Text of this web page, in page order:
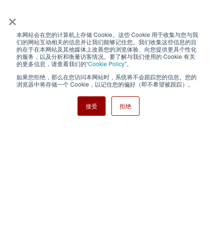
×
本网站会在您的计算机上存储 Cookie。这些 Cookie 用于收集与您与我
们的网站互动相关的信息并让我们能够记住您。我们收集这些信息的目
的在于在本网站及其他媒体上改善您的浏览体验、向您提供更具个性化
的服务，以及分析和衡量访客情况。要了解与我们使用的 Cookie 有关
的更多信息，请查看我们的“Cookie Policy”。
如果您拒绝，那么在您访问本网站时，系统将不会跟踪您的信息。您的
浏览器中将存储一个 Cookie，以记住您的偏好（即不希望被跟踪）。
接受 拒绝
隐私政策 使用条款
Cookie Policy 网站地图
Nisshinbo Holdings Inc.
Copyright ⓒ Nisshinbo Micro Devices Inc. All Rights Reserved.